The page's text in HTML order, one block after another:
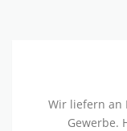
Wir liefern an
Gewerbe.